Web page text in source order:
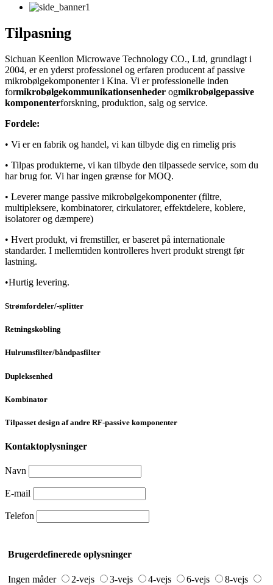
Tilpasning
Sichuan Keenlion Microwave Technology CO., Ltd, grundlagt i
2004, er en yderst professionel og erfaren producent af passive
mikrobølgekomponenter i Kina. Vi er professionelle inden
formikrobølgekommunikationsenheder ogmikrobølgepassive
komponenterforskning, produktion, salg og service.
Fordele:
• Vi er en fabrik og handel, vi kan tilbyde dig en rimelig pris
• Tilpas produkterne, vi kan tilbyde den tilpassede service, som du
har brug for. Vi har ingen grænse for MOQ.
• Leverer mange passive mikrobølgekomponenter (filtre,
multipleksere, kombinatorer, cirkulatorer, effektdelere, koblere,
isolatorer og dæmpere)
• Hvert produkt, vi fremstiller, er baseret på internationale
standarder. I mellemtiden kontrolleres hvert produkt strengt før
lastning.
•Hurtig levering.
Strømfordeler/-splitter
Retningskobling
Hulrumsfilter/båndpasfilter
Dupleksenhed
Kombinator
Tilpasset design af andre RF-passive komponenter
Kontaktoplysninger
Navn
E-mail
Telefon
Brugerdefinerede oplysninger
Ingen måder 2-vejs 3-vejs 4-vejs 6-vejs
8-vejs